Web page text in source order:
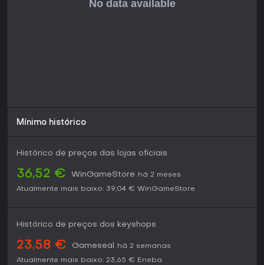
Mínimo histórico
Histórico de preços das lojas oficiais
36,52 € WinGameStore
há 2 meses
Atualmente mais baixo: 39,04 € WinGameStore
Histórico de preços dos keyshops
23,58 € Gameseal
há 2 semanas
Atualmente mais baixo: 23,65 € Eneba